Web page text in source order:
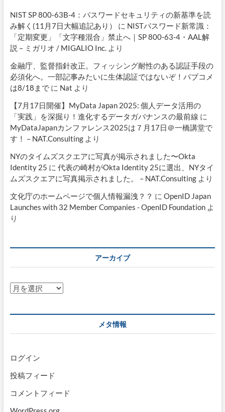
NIST SP 800-63B-4：パスワードセキュリティの新基準を読
み解く(11月7日大幅追記あり）
に NISTパスワード新常識：
「定期変更」「文字種混合」禁止へ｜SP 800-63-4・AAL解
説 – ミガリオ / MIGALIO Inc.より
金融庁、監督指針改正。フィッシング耐性のある認証手段の
必須化へ。一部記事みたいに生体認証ではないぞ！パブコメ
は8/18までに Nat より
【7月17日開催】MyData Japan 2025: 個人データ活用の
「実践」を深掘り！進化するデータガバナンスの最前線 に
MyDataJapanカンファレンス2025は７月17日＠一橋講堂で
す！ – NAT.Consultingより
NYのタイムズスクエアに写真が掲示されました〜Okta
Identity 25 に 代表の崎村がOkta Identity 25に選出、NYタイ
ムズスクエアに写真掲示されました。 – NAT.Consultingより
文化庁のホームページで個人情報漏洩？？ に OpenID Japan
Launches with 32 Member Companies - OpenID Foundationよ
り
アーカイブ
ア
ブ
メタ情報
ログイン
投稿フィード
コメントフィード